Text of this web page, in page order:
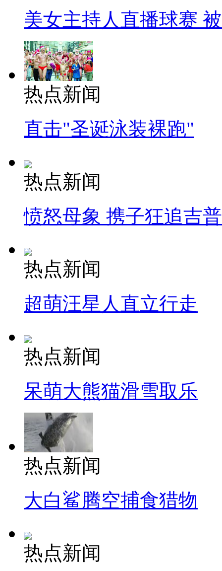
美女主持人直播球赛
热点新闻
直击"圣诞泳装裸跑"
热点新闻
愤怒母象 携子狂追吉
热点新闻
超萌汪星人直立行走
热点新闻
呆萌大熊猫滑雪取乐
热点新闻
大白鲨腾空捕食猎物
热点新闻